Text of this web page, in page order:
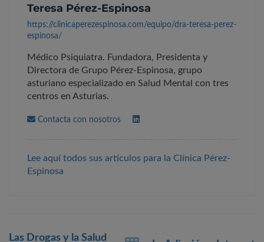
Teresa Pérez-Espinosa
https://clinicaperezespinosa.com/equipo/dra-teresa-perez-
espinosa/
Médico Psiquiatra. Fundadora, Presidenta y
Directora de Grupo Pérez-Espinosa, grupo
asturiano especializado en Salud Mental con tres
centros en Asturias.
Contacta con nosotros
Lee aquí todos sus artículos para la Clínica Pérez-
Espinosa
Las Drogas y la Salud